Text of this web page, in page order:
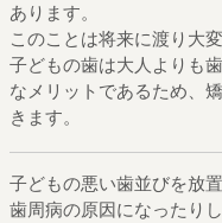
あります。
このことは将来に渡り大
子どもの歯は大人よりも
なメリットであるため、
きます。
子どもの悪い歯並びを放
歯周病の原因になったりし